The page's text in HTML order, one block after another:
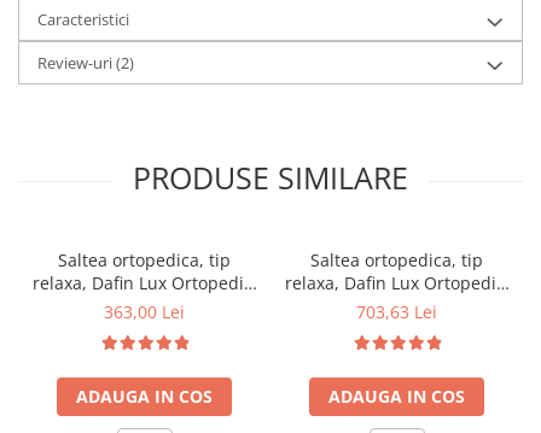
Caracteristici
Review-uri(2)
PRODUSE SIMILARE
Saltea ortopedica, tip
relaxa, Dafin Lux Ortopedic,
90x200x21cm, fermitate
tip Bonell, fata vara-iarna,
sistem de aerisire cu
butoni, Salt Confort
363,00 Lei
ADAUGA IN COS
Saltea ortopedica, tip
relaxa, Dafin Lux Ortopedic,
160x200x21cm, fermitate
tip Bonell, fata vara-iarna,
sistem de aerisire cu
butoni, Salt Confort
703,63 Lei
ADAUGA IN COS